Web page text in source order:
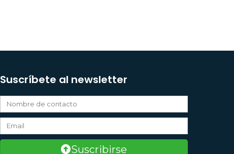
Suscríbete al newsletter
Suscribirse